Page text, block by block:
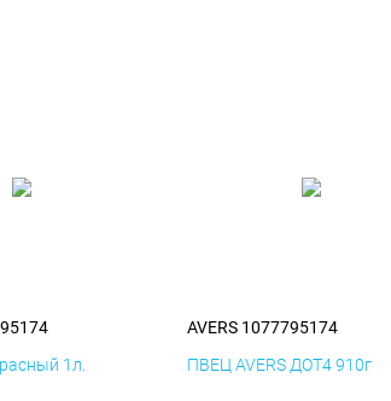
1л.
AVERS 1077795174
ПВЕЦ AVERS ДОТ4 910г